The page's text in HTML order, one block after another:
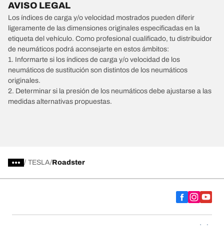
AVISO LEGAL
Los índices de carga y/o velocidad mostrados pueden diferir
ligeramente de las dimensiones originales especificadas en la
etiqueta del vehículo. Como profesional cualificado, tu distribuidor
de neumáticos podrá aconsejarte en estos ámbitos:
1. Informarte si los índices de carga y/o velocidad de los
neumáticos de sustitución son distintos de los neumáticos
originales.
2. Determinar si la presión de los neumáticos debe ajustarse a las
medidas alternativas propuestas.
/ TESLA Roadster